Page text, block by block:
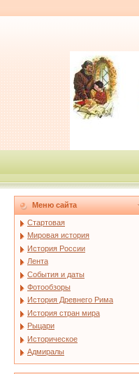
Меню сайта
Стартовая
Мировая история
История России
Лента
События и даты
Фотообзоры
История Древнего Рима
История стран мира
Рыцари
Историческое
Адмиралы